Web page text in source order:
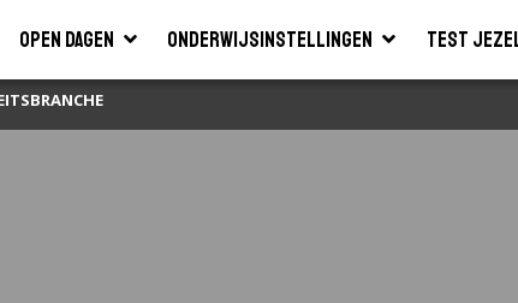
Open dagen Onderwijsinstellingen Test